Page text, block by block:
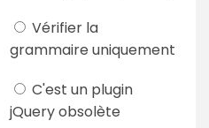
Vérifier la
grammaire uniquement
C'est un plugin
jQuery obsolète